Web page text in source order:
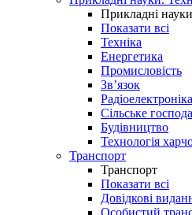
Прикладні
Показати всі
Техніка
Енергетика
Промисловість
Зв’язок
Радіоелектроніка
Сільське
Будівництво
Технологія
Транспорт
Транспорт
Показати всі
Довідкові
Особистий